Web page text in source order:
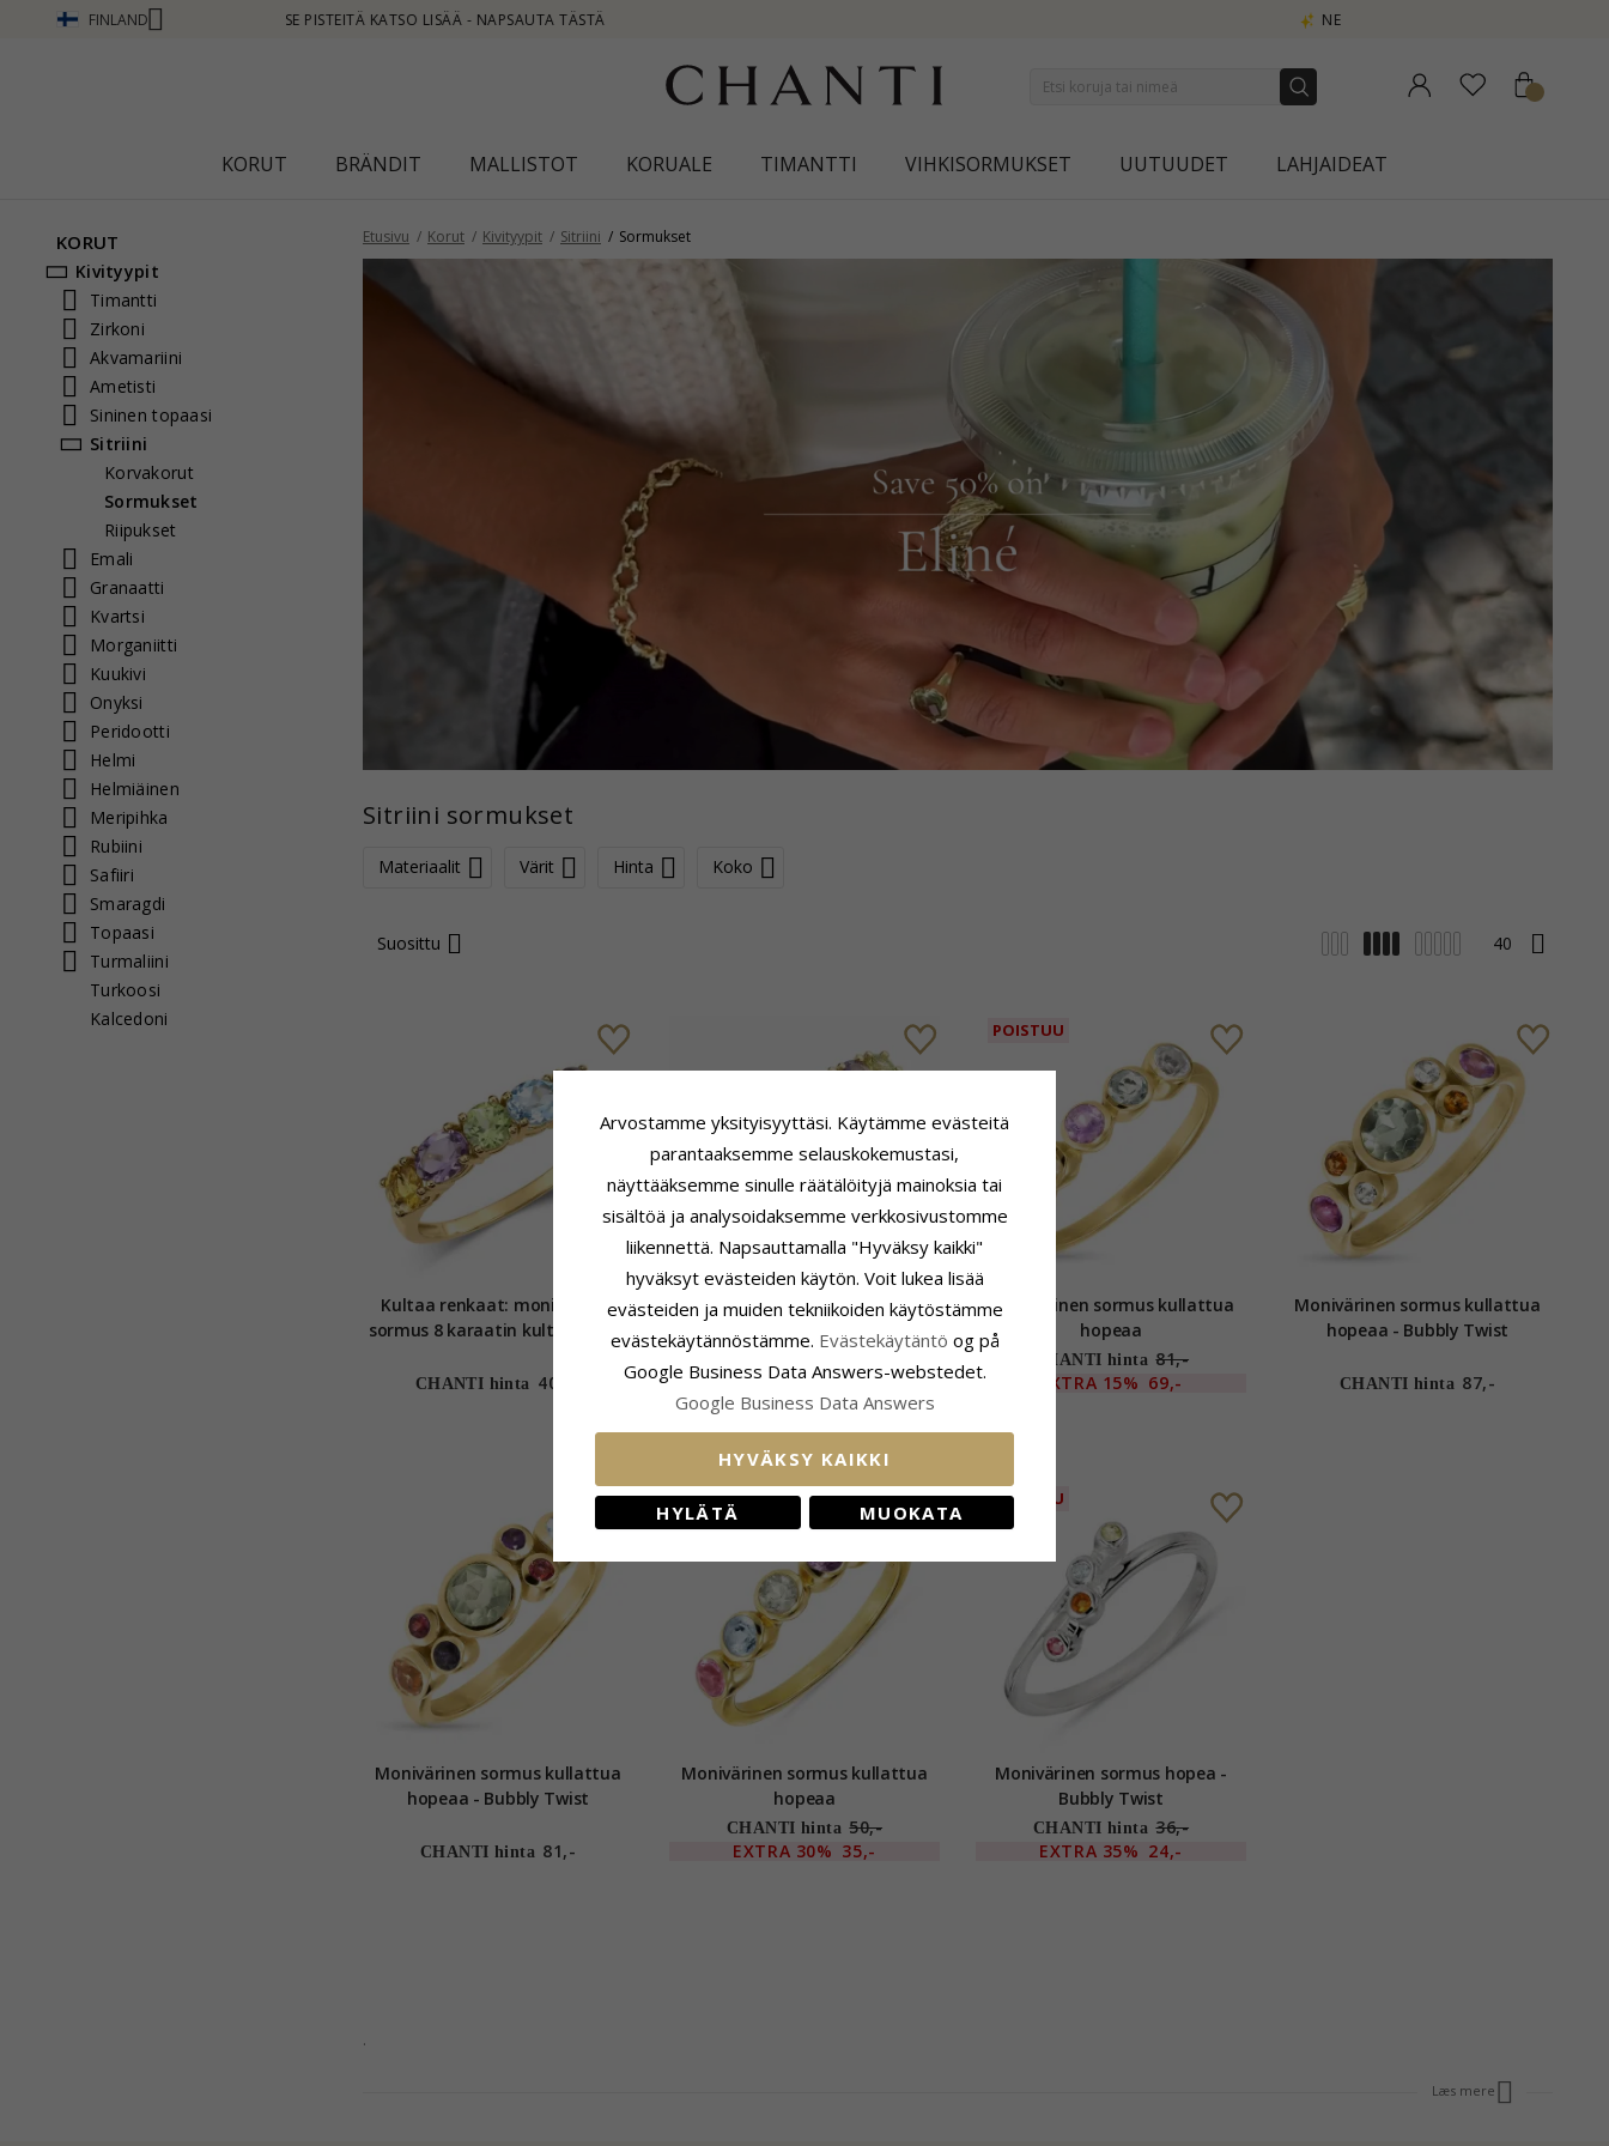
FINLAND
TÄSTÄ
KORUT BRÄNDIT MALLISTOT KORUALE TIMANTTI VIHKISORMUKSET UUTUUDET LAHJAIDEAT
KORUT
Kivityypit
Timantti
Zirkoni
Akvamariini
Ametisti
Sininen topaasi
Sitriini
Korvakorut
Sormukset
Riipukset
Emali
Granaatti
Kvartsi
Morganiitti
Kuukivi
Onyksi
Peridootti
Helmi
Helmiäinen
Meripihka
Rubiini
Safiiri
Smaragdi
Topaasi
Turmaliini
Turkoosi
Kalcedoni
Etusivu Korut Kivityypit Sitriini Sormukset
Sitriini sormukset
Materiaalit Värit Hinta Koko
Suosittu
Kultaa renkaat: monivärinen
sormus 8 karaatin kultaa - Gold
CHANTI hinta 407,-
Kapea monivärinen sormus 8
karaatin kultaa - Gold Collection
CHANTI hinta 321,-
POISTUU
Monivärinen sormus kullattua
hopeaa
CHANTI hinta 81,-
EXTRA 15% 69,-
Monivärinen sormus kullattua
hopeaa - Bubbly Twist
CHANTI hinta 87,-
Monivärinen sormus kullattua
hopeaa - Bubbly Twist
CHANTI hinta 81,-
SALE
Monivärinen sormus kullattua
hopeaa
CHANTI hinta 50,-
EXTRA 30% 35,-
POISTUU
Monivärinen sormus hopea -
Bubbly Twist
CHANTI hinta 36,-
EXTRA 35% 24,-
.
Læs mere
Arvostamme yksityisyyttäsi. Käytämme evästeitä
parantaaksemme selauskokemustasi,
näyttääksemme sinulle räätälöityjä mainoksia tai
sisältöä ja analysoidaksemme verkkosivustomme
liikennettä. Napsauttamalla "Hyväksy kaikki"
hyväksyt evästeiden käytön. Voit lukea lisää
evästeiden ja muiden tekniikoiden käytöstämme
evästekäytännöstämme. Evästekäytäntö og på
Google Business Data Answers-webstedet.
Google Business Data Answers
HYVÄKSY KAIKKI
HYLÄTÄ MUOKATA